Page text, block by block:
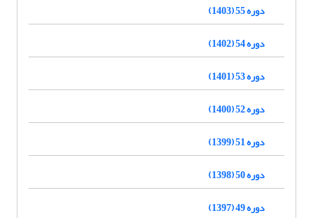
دوره 55 (1403)
دوره 54 (1402)
دوره 53 (1401)
دوره 52 (1400)
دوره 51 (1399)
دوره 50 (1398)
دوره 49 (1397)